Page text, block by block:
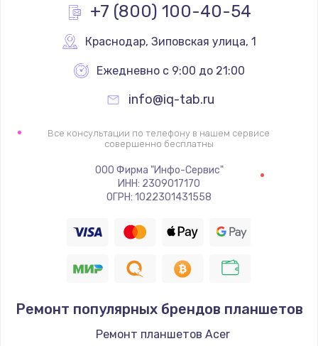
Замена вебкамеры
1340 руб.
Заказать
Ремонт петель крышки
Заказать
Настройка Wi-Fi
1260 руб.
Заказать
Замена шим-контроллера
Заказать
+7 (800) 100-40-54
Краснодар, Зиповская улица, 1
Ежедневно с 9:00 до 21:00
info@iq-tab.ru
Все консультации по телефону в нашем сервисе
совершенно бесплатны
ООО Фирма "Инфо-Сервис"
ИНН: 2309017170
ОГРН: 1022301431558
Ремонт популярных брендов планшетов
Ремонт планшетов Acer